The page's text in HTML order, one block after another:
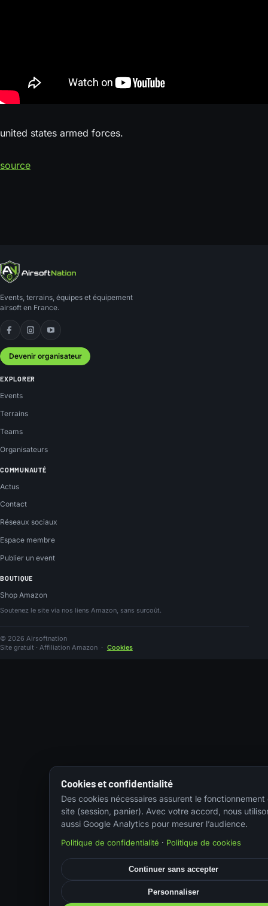
united states armed forces.
source
Events, terrains, équipes et équipement
airsoft en France.
Facebook
Instagram
YouTube
Devenir organisateur
EXPLORER
Events
Terrains
Teams
Organisateurs
COMMUNAUTÉ
Actus
Contact
Réseaux sociaux
Espace membre
Publier un event
BOUTIQUE
Shop Amazon
Soutenez le site via nos liens Amazon, sans surcoût.
© 2026 Airsoftnation
Site gratuit · Affiliation Amazon · Cookies
Cookies et confidentialité
Des cookies nécessaires assurent le fonctionnement
site (session, panier). Avec votre accord, nous
aussi Google Analytics pour mesurer l’audience.
Politique de confidentialité · Politique de cookies
Continuer sans accepter
Personnaliser